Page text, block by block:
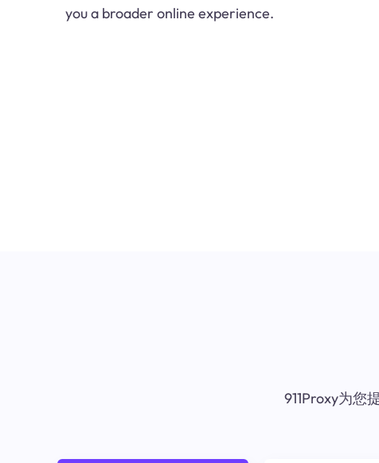
you a broader online experience.
911Proxy为您